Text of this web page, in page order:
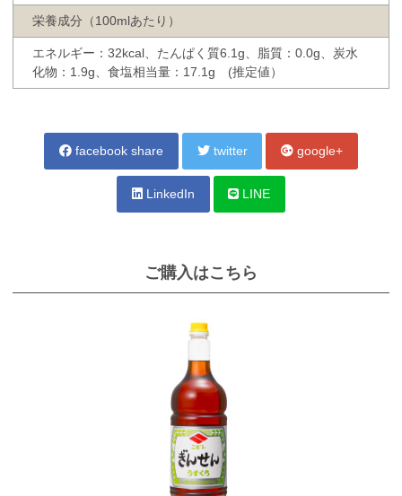
栄養成分（100mlあたり）
エネルギー：32kcal、たんぱく質6.1g、脂質：0.0g、炭水
化物：1.9g、食塩相当量：17.1g (推定値）
facebook share twitter google+
LinkedIn LINE
ご購入はこちら